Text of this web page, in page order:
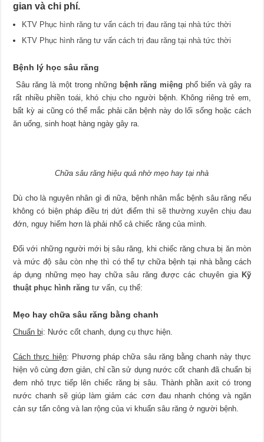
gian và chi phí.
KTV Phục hình răng tư vấn cách trị đau răng tại nhà tức thời
KTV Phục hình răng tư vấn cách trị đau răng tại nhà tức thời
Bệnh lý học sâu răng
Sâu răng là một trong những bệnh răng miệng phổ biến và gây ra
rất nhiều phiền toái, khó chịu cho người bệnh. Không riêng trẻ em,
bất kỳ ai cũng có thể mắc phải căn bệnh này do lối sống hoặc cách
ăn uống, sinh hoạt hàng ngày gây ra.
Chữa sâu răng hiệu quả nhờ mẹo hay tại nhà
Dù cho là nguyên nhân gì đi nữa, bệnh nhân mắc bệnh sâu răng nếu
không có biện pháp điều trị dứt điểm thì sẽ thường xuyên chịu đau
đớn, nguy hiểm hơn là phải nhổ cả chiếc răng của mình.
Đối với những người mới bị sâu răng, khi chiếc răng chưa bị ăn mòn
và mức độ sâu còn nhẹ thì có thể tự chữa bệnh tại nhà bằng cách
áp dụng những mẹo hay chữa sâu răng được các chuyên gia Kỹ
thuật phục hình răng tư vấn, cụ thể:
Mẹo hay chữa sâu răng bằng chanh
Chuẩn bị: Nước cốt chanh, dụng cụ thực hiện.
Cách thực hiện: Phương pháp chữa sâu răng bằng chanh này thực
hiện vô cùng đơn giản, chỉ cần sử dụng nước cốt chanh đã chuẩn bị
đem nhỏ trực tiếp lên chiếc răng bị sâu. Thành phần axit có trong
nước chanh sẽ giúp làm giảm các cơn đau nhanh chóng và ngăn
cản sự tấn công và lan rộng của vi khuẩn sâu răng ở người bệnh.